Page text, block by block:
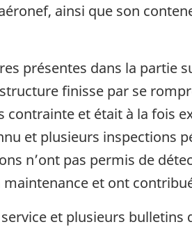
ainsi que son
présentes dans la partie
finisse par se
et était à la fois
et plusieurs inspections
n’ont pas permis de
maintenance et ont
et plusieurs bulletins